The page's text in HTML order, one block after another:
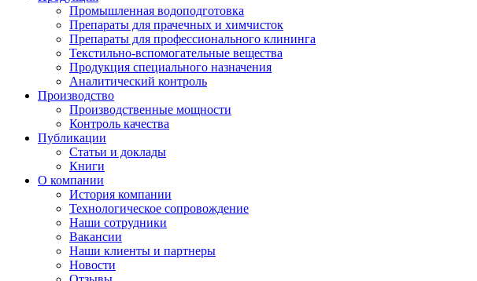
Промышленная водоподготовка
Препараты для прачечных и химчисток
Препараты для профессионального клининга
Текстильно-вспомогательные вещества
Продукция специального назначения
Аналитический контроль
Производство
Производственные мощности
Контроль качества
Публикации
Статьи и доклады
Книги
О компании
История компании
Технологическое сопровождение
Наши сотрудники
Вакансии
Наши клиенты и партнеры
Новости